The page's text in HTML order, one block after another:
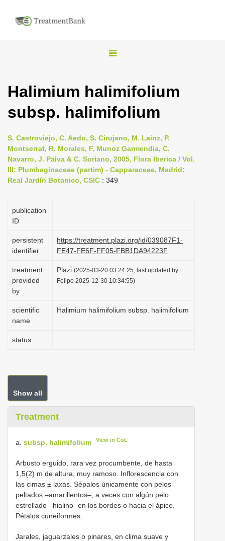
T
g
l
n
a
v
i
i
o
Halimium halimifolium
subsp. halimifolium
S. Castroviejo, C. Aedo, S. Cirujano, M. Lainz, P.
Montserrat, R. Morales, F. Munoz Garmendia, C.
Navarro, J. Paiva & C. Soriano, 2005, Flora Iberica / Vol.
III: Plumbaginaceae (partim) - Capparaceae, Madrid:
Real Jardín Botanico, CSIC : 349
publication
ID
persistent
identifier
https://treatment.plazi.org/id/039087F1-
FE47-FE6F-FF05-FBB1DA94223F
treatment
provided
by
Plazi (2025-03-20 03:24:25, last updated by
Felipe 2025-12-30 10:34:55)
scientific
name
Halimium halimifolium subsp. halimifolium
status
Show all
Treatment
a. subsp. halimifolium View in CoL
Arbusto erguido, rara vez procumbente, de hasta
1,5(2) m de altura, muy ramoso. Inflorescencia con
las cimas ± laxas. Sépalos únicamente con pelos
peltados –amarillentos–, a veces con algún pelo
estrellado –hialino- en los bordes o hacia el ápice.
Pétalos cuneiformes.
Jarales, jaguarzales o pinares, en clima suave y